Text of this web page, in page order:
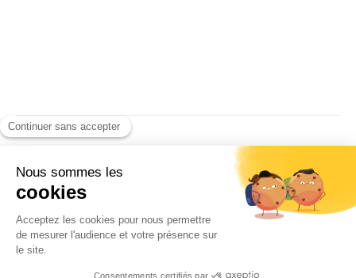
Diplomatie : L’ancien maire
de Chicago à Tôkyô
Rédaction Web 03/09/2021